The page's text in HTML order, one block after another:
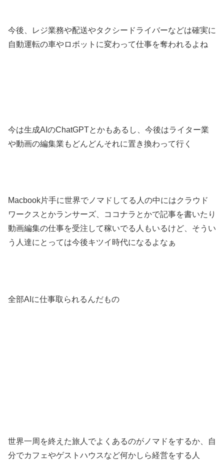
今後、レジ業務や配送やタクシードライバーなどは確実に
自動運転の車やロボットに変わって仕事を奪われるよね
今は生成AIのChatGPTとかもあるし、今後はライター業
や動画の編集業もどんどんそれに置き換わって行く
Macbook片手に世界でノマドしてる人の中にはクラウド
ワークスとかランサーズ、ココナラとかで記事を書いたり
動画編集の仕事を受注して稼いでる人もいるけど、そうい
う人達にとっては今後キツイ時代になるよなぁ
全部AIに仕事取られるんだもの
世界一周を終えた旅人でよくあるのがノマドをするか、自
分でカフェやゲストハウスなど何かしら経営をする人